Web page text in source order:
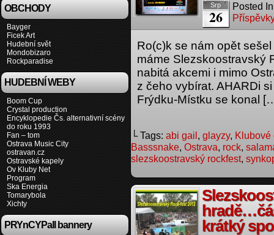
OBCHODY
Bayger
Ficek Art
Hudební svět
Mondobizaro
Rockparadise
HUDEBNÍ WEBY
Boom Cup
Crystal production
Encyklopedie Čs. alternativní scény
do roku 1993
Fan – tom
Ostrava Music City
ostravan.cz
Ostravské kapely
Ov Kluby Net
Program
Ska Energia
Tomarybola
Xichty
PRYnCYPall bannery
Srp
26
Posted
Ro(c)k se nám opět
máme Slezskoostravský
nabitá akcemi i mimo
z čeho vybírat. AHARDi
Frýdku-Místku se konal
└ Tags: abi gail, glayzy, Klubové
Basssnake, Ostrava, rock,
slezskoostravský rockfest,
krátký